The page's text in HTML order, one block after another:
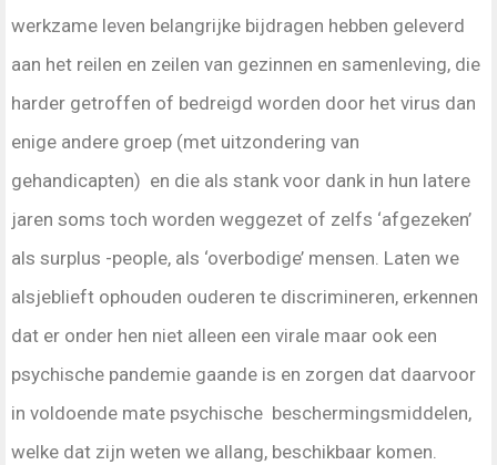
werkzame leven belangrijke bijdragen hebben geleverd
aan het reilen en zeilen van gezinnen en samenleving, die
harder getroffen of bedreigd worden door het virus dan
enige andere groep (met uitzondering van
gehandicapten) en die als stank voor dank in hun latere
jaren soms toch worden weggezet of zelfs ‘afgezeken’
als surplus -people, als ‘overbodige’ mensen. Laten we
alsjeblieft ophouden ouderen te discrimineren, erkennen
dat er onder hen niet alleen een virale maar ook een
psychische pandemie gaande is en zorgen dat daarvoor
in voldoende mate psychische beschermingsmiddelen,
welke dat zijn weten we allang, beschikbaar komen.